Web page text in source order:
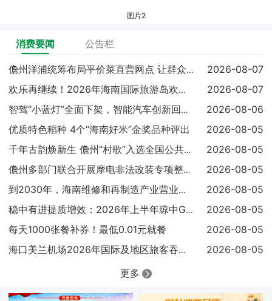
图片2
消费要闻 公告栏
儋州洋浦统筹布局平价菜直营网点 让群众吃上实惠放心菜 2026-08-07
欢乐再继续！2026年海南国际旅游岛欢乐节调声狂欢嘉年华亮点 2026-08-07
智驾“小蓝灯”全面下架，智能汽车创新回归安全本质
2026-08-06
优质特色稻种 4个“海南好米”金奖品种评出
2026-08-05
千年古韵焕新生 儋州“村歌”入选全国公共文化服务高质量发展典 2026-08-05
儋州多部门联合开展摩电非法改装专项整治 查扣涉案车辆25辆 2026-08-05
到2030年，海南维修和再制造产业营业收入达到300亿元 2026-08-05
稳中有进提质增效：2026年上半年琼中GDP同比增长4.1%
2026-08-05
每天1000张餐补券！最低0.01元就餐
2026-08-05
海口美兰机场2026年国际及地区旅客吞吐量已超过100万人次
2026-08-05
更多